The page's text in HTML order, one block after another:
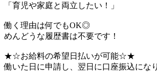
「育児や家庭と両立したい！」
働く理由は何でもOK◎
めんどうな履歴書は不要です！
★☆お給料の希望日払いが可能☆★
働いた日に申請し、翌日に口座振込にな